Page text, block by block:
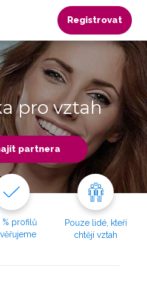
Registrovat
pro vztah
partnera
% profilů
Pouze lidé, kteří
chtějí vztah